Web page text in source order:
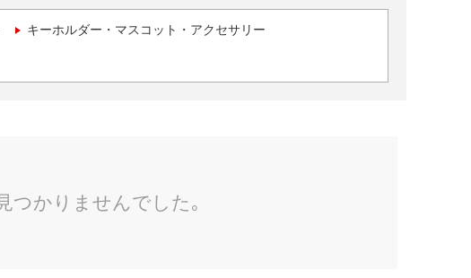
キーホルダー・マスコット・アクセサリー